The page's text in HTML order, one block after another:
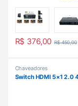
R$ 376,00 R$450,00
Chaveadores
Switch HDMI 5×1 2.0